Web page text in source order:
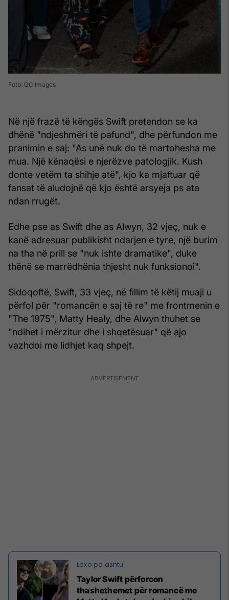
Foto: GC Images
Në një frazë të këngës Swift pretendon se ka
dhënë "ndjeshmëri të pafund", dhe përfundon me
pranimin e saj: "As unë nuk do të martohesha me
mua. Një kënaqësi e njerëzve patologjik. Kush
donte vetëm ta shihje atë", kjo ka mjaftuar që
fansat të aludojnë që kjo është arsyeja ps ata
ndan rrugët.
Edhe pse as Swift dhe as Alwyn, 32 vjeç, nuk e
kanë adresuar publikisht ndarjen e tyre, një burim
na tha në prill se "nuk ishte dramatike", duke
thënë se marrëdhënia thjesht nuk funksionoi".
Sidoqoftë, Swift, 33 vjeç, në fillim të këtij muaji u
përfol për "romancën e saj të re" me frontmenin e
"The 1975", Matty Healy, dhe Alwyn thuhet se
"ndihet i mërzitur dhe i shqetësuar" që ajo
vazhdoi me lidhjet kaq shpejt.
Taylor Swift përforcon
thashethemet për romancë me